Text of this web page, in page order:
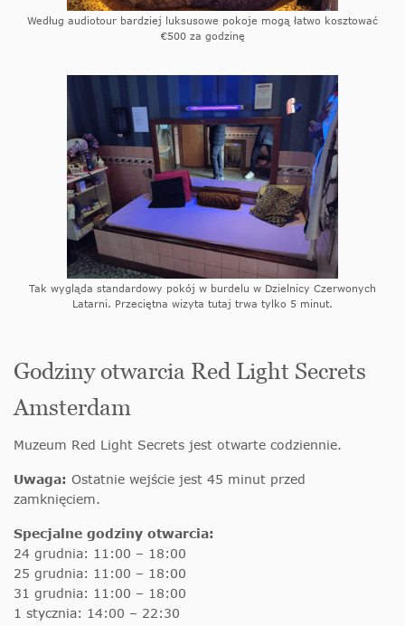
Według audiotour bardziej luksusowe pokoje mogą łatwo kosztować
€500 za godzinę
Tak wygląda standardowy pokój w burdelu w Dzielnicy Czerwonych
Latarni. Przeciętna wizyta tutaj trwa tylko 5 minut.
Godziny otwarcia Red Light Secrets
Amsterdam
Muzeum Red Light Secrets jest otwarte codziennie.
Uwaga: Ostatnie wejście jest 45 minut przed
zamknięciem.
Specjalne godziny otwarcia:
24 grudnia: 11:00 – 18:00
25 grudnia: 11:00 – 18:00
31 grudnia: 11:00 – 18:00
1 stycznia: 14:00 – 22:30